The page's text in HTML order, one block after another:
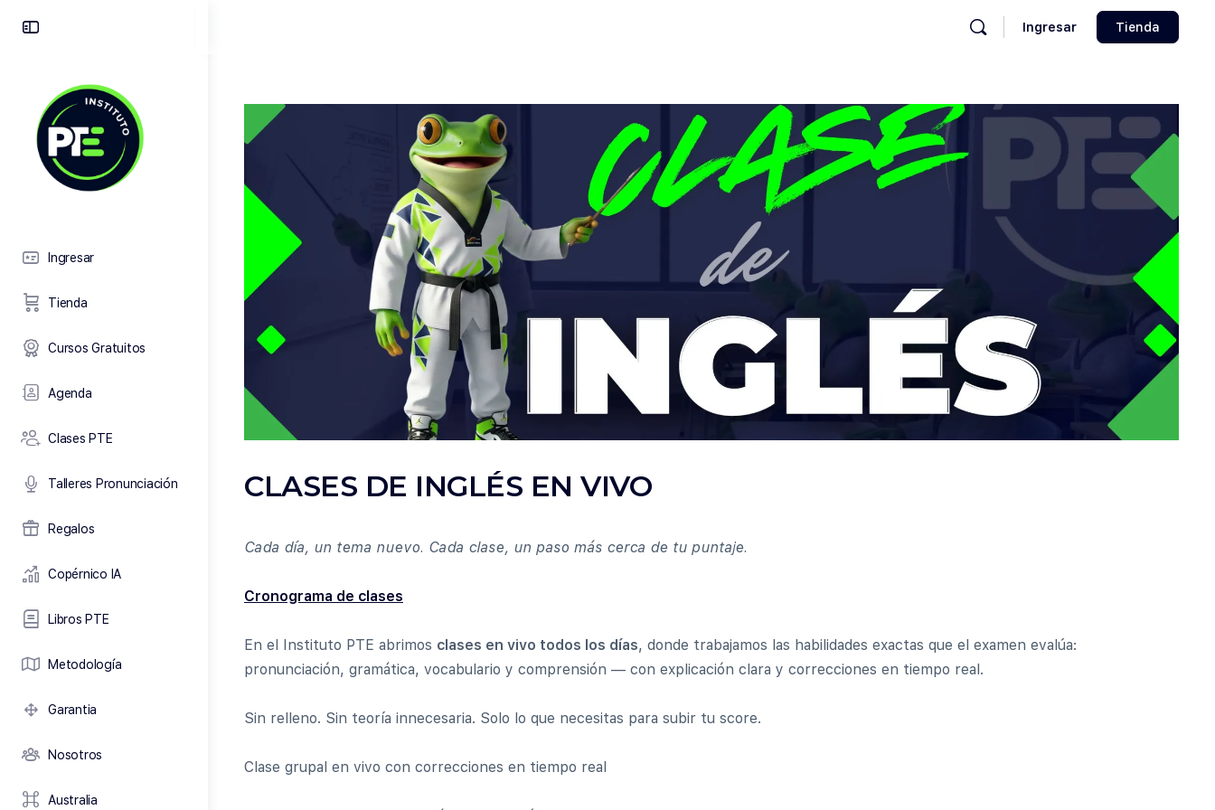
Ingresar
Tienda
Cursos Gratuitos
Agenda
Clases PTE
Talleres Pronunciación
Regalos
Copérnico IA
Libros PTE
Metodología
Garantia
Nosotros
Australia
Ingresar Tienda
CLASES DE INGLÉS EN VIVO
Cada día, un tema nuevo. Cada clase, un paso más cerca de tu puntaje.
Cronograma de clases
En el Instituto PTE abrimos clases en vivo todos los días, donde trabajamos las habilidades exactas que el examen evalúa:
pronunciación, gramática, vocabulario y comprensión — con explicación clara y correcciones en tiempo real.
Sin relleno. Sin teoría innecesaria. Solo lo que necesitas para subir tu score.
Clase grupal en vivo con correcciones en tiempo real